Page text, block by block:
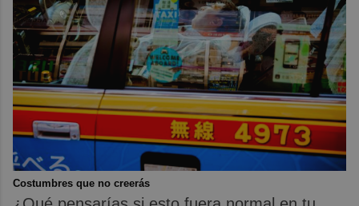
Costumbres que no creerás